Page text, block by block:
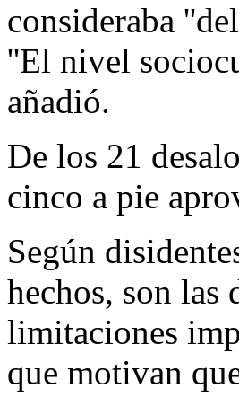
consideraba
''El nivel
añadió.
De los 21
cinco a pie
Según
hechos, son las
limitaciones
que motivan